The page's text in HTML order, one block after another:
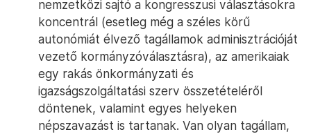
nemzetközi sajtó a kongresszusi választásokra
koncentrál (esetleg még a széles körű
autonómiát élvező tagállamok adminisztrációját
vezető kormányzóválasztásra), az amerikaiak
egy rakás önkormányzati és
igazságszolgáltatási szerv összetételéről
döntenek, valamint egyes helyeken
népszavazást is tartanak. Van olyan tagállam,